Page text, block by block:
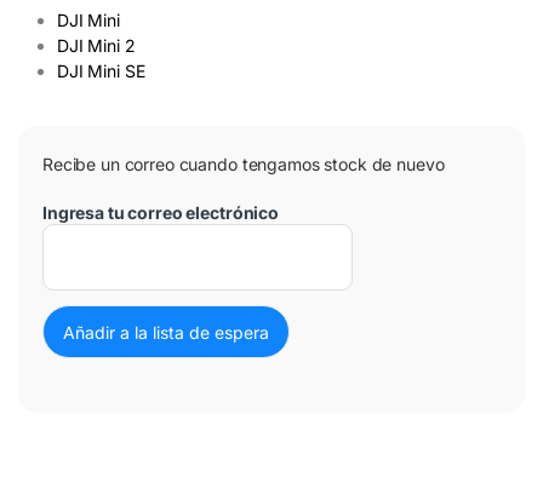
DJI Mini
DJI Mini 2
DJI Mini SE
Recibe un correo cuando tengamos stock de nuevo
Ingresa tu correo electrónico